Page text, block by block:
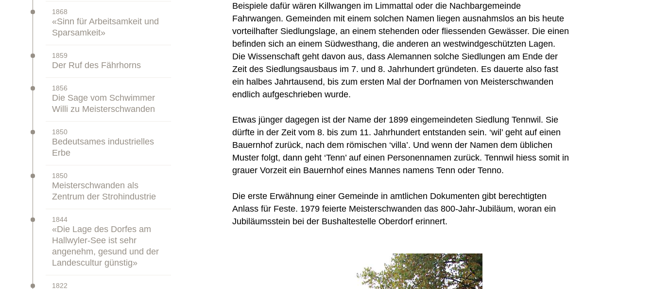
Zeitstrahl:
1868
–
«Sinn für Arbeitsamkeit und
Sparsamkeit»
Zeitstrahl:
1859
–
Der Ruf des Fährhorns
Zeitstrahl:
1856
–
Die Sage vom Schwimmer
Willi zu Meisterschwanden
Zeitstrahl:
1850
–
Bedeutsames industrielles
Erbe
Zeitstrahl:
1850
–
Meisterschwanden als
Zentrum der Strohindustrie
Zeitstrahl:
1844
–
«Die Lage des Dorfes am
Hallwyler-See ist sehr
angenehm, gesund und der
Landescultur günstig»
1822
–
Beispiele dafür wären Killwangen im Limmattal oder die Nachbargemeinde
Fahrwangen. Gemeinden mit einem solchen Namen liegen ausnahmslos an bis heute
vorteilhafter Siedlungslage, an einem stehenden oder fliessenden Gewässer. Die einen
befinden sich an einem Südwesthang, die anderen an westwindgeschützten Lagen.
Die Wissenschaft geht davon aus, dass Alemannen solche Siedlungen am Ende der
Zeit des Siedlungsausbaus im 7. und 8. Jahrhundert gründeten. Es dauerte also fast
ein halbes Jahrtausend, bis zum ersten Mal der Dorfnamen von Meisterschwanden
endlich aufgeschrieben wurde.
Etwas jünger dagegen ist der Name der 1899 eingemeindeten Siedlung Tennwil. Sie
dürfte in der Zeit vom 8. bis zum 11. Jahrhundert entstanden sein. ‘wil’ geht auf einen
Bauernhof zurück, nach dem römischen ‘villa’. Und wenn der Namen dem üblichen
Muster folgt, dann geht ‘Tenn’ auf einen Personennamen zurück. Tennwil hiess somit in
grauer Vorzeit ein Bauernhof eines Mannes namens Tenn oder Tenno.
Die erste Erwähnung einer Gemeinde in amtlichen Dokumenten gibt berechtigten
Anlass für Feste. 1979 feierte Meisterschwanden das 800-Jahr-Jubiläum, woran ein
Jubiläumsstein bei der Bushaltestelle Oberdorf erinnert.